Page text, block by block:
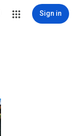
Sign in